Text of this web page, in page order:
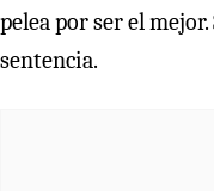
pelea por ser el
sentencia.